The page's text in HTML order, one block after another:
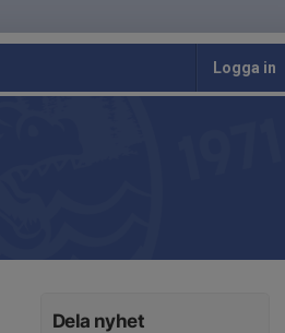
Logga in
Dela nyhet